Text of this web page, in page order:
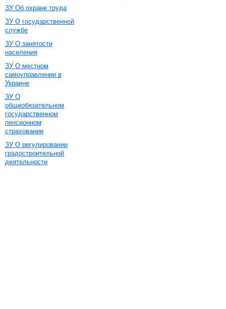
ЗУ Об охране труда
ЗУ О государственной
службе
ЗУ О занятости
населения
ЗУ О местном
самоуправлении в
Украине
ЗУ О
общеобязательном
государственном
пенсионном
страховании
ЗУ О регулировании
градостроительной
деятельности